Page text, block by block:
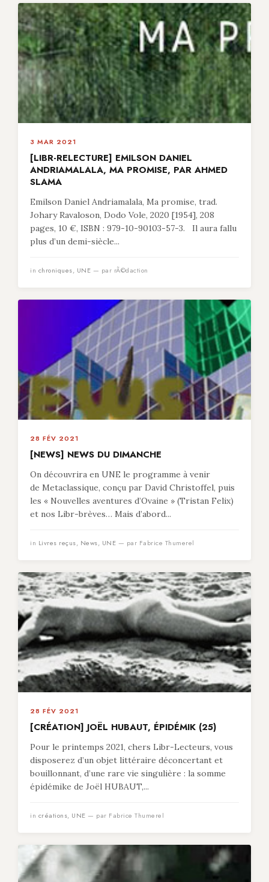
3 MAR 2021
[LIBR-RELECTURE] EMILSON DANIEL
ANDRIAMALALA, MA PROMISE, PAR AHMED
SLAMA
Emilson Daniel Andriamalala, Ma promise, trad.
Johary Ravaloson, Dodo Vole, 2020 [1954], 208
pages, 10 €, ISBN : 979-10-90103-57-3. Il aura fallu
plus d’un demi-siècle...
in chroniques, UNE — par rÃ©daction
28 FÉV 2021
[NEWS] NEWS DU DIMANCHE
On découvrira en UNE le programme à venir
de Metaclassique, conçu par David Christoffel, puis
les « Nouvelles aventures d’Ovaine » (Tristan Felix)
et nos Libr-brèves… Mais d’abord...
in Livres reçus, News, UNE — par Fabrice Thumerel
28 FÉV 2021
[CRÉATION] JOËL HUBAUT, ÉPIDÉMIK (25)
Pour le printemps 2021, chers Libr-Lecteurs, vous
disposerez d’un objet littéraire déconcertant et
bouillonnant, d’une rare vie singulière : la somme
épidémike de Joël HUBAUT,...
in créations, UNE — par Fabrice Thumerel